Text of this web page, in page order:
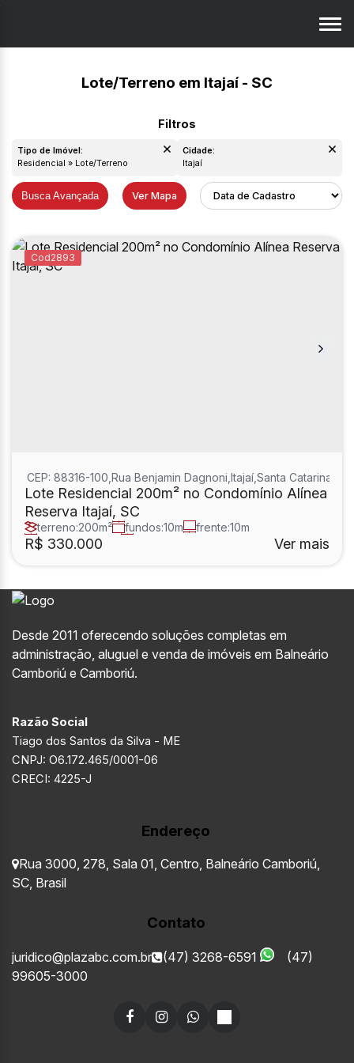
Lote/Terreno em Itajaí - SC
Tipo de Imóvel:
Residencial » Lote/Terreno Itajaí
Busca Avançada Ver Mapa
2893
Lote Residencial 200m² no Condomínio Alínea
Reserva Itajaí, SC
R$ 330.000
CEP: 88316-100 Rua Benjamin Dagnoni Itajaí Santa Catarina
terreno:200m² fundos:10m frente:10m
lado direito:20m Ver mais
Desde 2011 oferecendo soluções completas em
administração, aluguel e venda de imóveis em Balneário
Camboriú e Camboriú.
Razão Social
Tiago dos Santos da Silva - ME
CNPJ: O6.172.465/0001-06
CRECI: 4225-J
Endereço
Rua 3000 278 Sala 01 Centro Balneário Camboriú
SC Brasil
Contato
juridico@plazabc.com.br (47) 3268-6591
(47)
99605-3000